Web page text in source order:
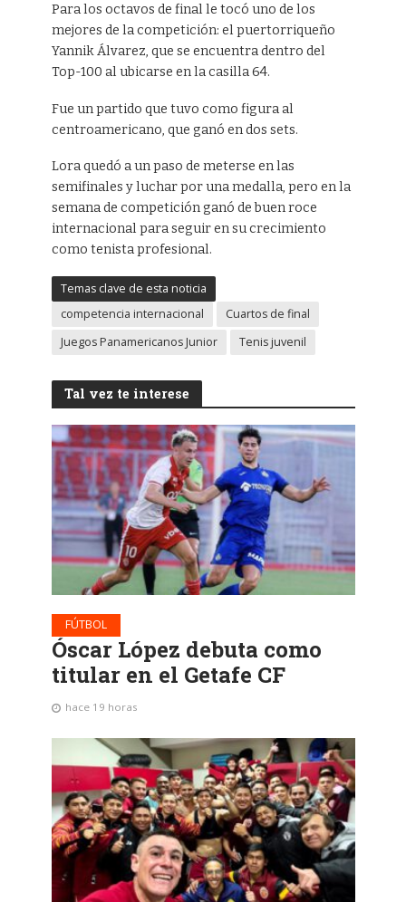
Para los octavos de final le tocó uno de los
mejores de la competición: el puertorriqueño
Yannik Álvarez, que se encuentra dentro del
Top-100 al ubicarse en la casilla 64.
Fue un partido que tuvo como figura al
centroamericano, que ganó en dos sets.
Lora quedó a un paso de meterse en las
semifinales y luchar por una medalla, pero en la
semana de competición ganó de buen roce
internacional para seguir en su crecimiento
como tenista profesional.
Temas clave de esta noticia
competencia internacional
Cuartos de final
Juegos Panamericanos Junior
Tenis juvenil
Tal vez te interese
FÚTBOL
Óscar López debuta como
titular en el Getafe CF
hace 19 horas